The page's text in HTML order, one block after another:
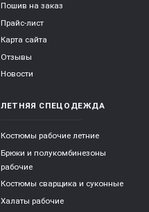
Пошив на заказ
Прайс-лист
Карта сайта
Отзывы
Новости
ЛЕТНЯЯ СПЕЦОДЕЖДА
Костюмы рабочие летние
Брюки и полукомбинезоны
рабочие
Костюмы сварщика и суконные
Халаты рабочие